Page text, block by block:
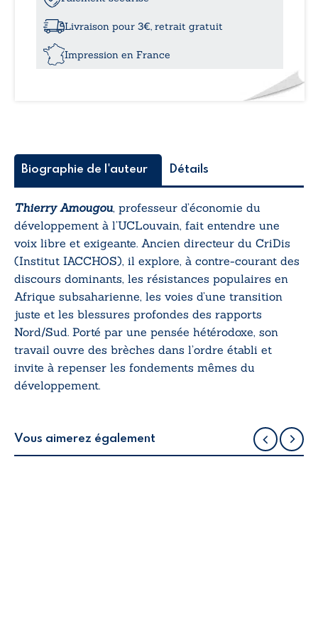
adaptés ? À travers le prisme du Cameroun, il
propose une réflexion puissante sur l’avenir
politique du continent.
risque-
candidat
politique
africaine
Livraison pour 3€, retrait gratuit
Impression en France
Biographie de l'auteur Détails
Thierry Amougou, professeur d’économie du
développement à l’UCLouvain, fait entendre une
voix libre et exigeante. Ancien directeur du CriDis
(Institut IACCHOS), il explore, à contre-courant des
discours dominants, les résistances populaires en
Afrique subsaharienne, les voies d’une transition
juste et les blessures profondes des rapports
Nord/Sud. Porté par une pensée hétérodoxe, son
travail ouvre des brèches dans l’ordre établi et
invite à repenser les fondements mêmes du
développement.
Vous aimerez également